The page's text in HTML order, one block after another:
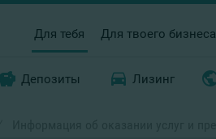
Для тебя Для твоего бизнеса
Депозиты Лизинг